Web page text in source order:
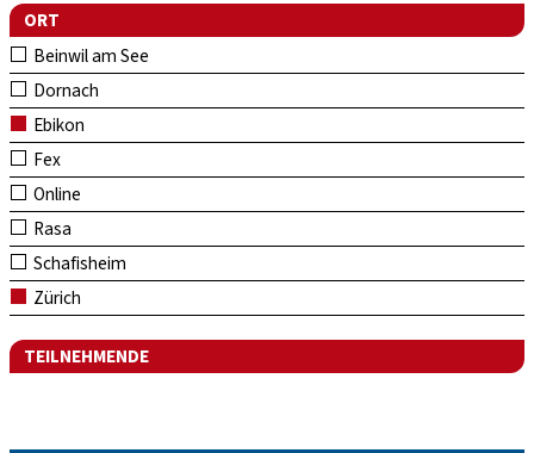
ORT
Beinwil am See
Dornach
Ebikon
Fex
Online
Rasa
Schafisheim
Zürich
TEILNEHMENDE